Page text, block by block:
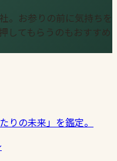
。お参りの前に気持ちを
してもらうのもおすすめ
りの未来」を鑑定。